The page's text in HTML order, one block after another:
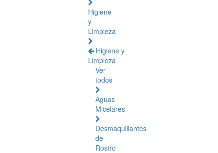
Higiene
y
Limpieza
Higiene y
Limpieza
Ver
todos
Aguas
Micelares
Desmaquillantes
de
Rostro